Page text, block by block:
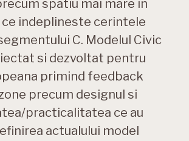
spatiu mai mare in
ce indeplineste cerintele
C. Modelul Civic
si dezvoltat pentru
primind feedback
precum designul si
practicalitatea ce au
actualului model